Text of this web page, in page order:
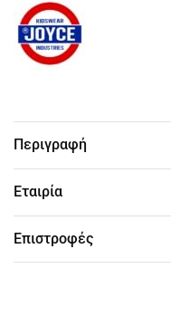
Περιγραφή
Εταιρία
Επιστροφές